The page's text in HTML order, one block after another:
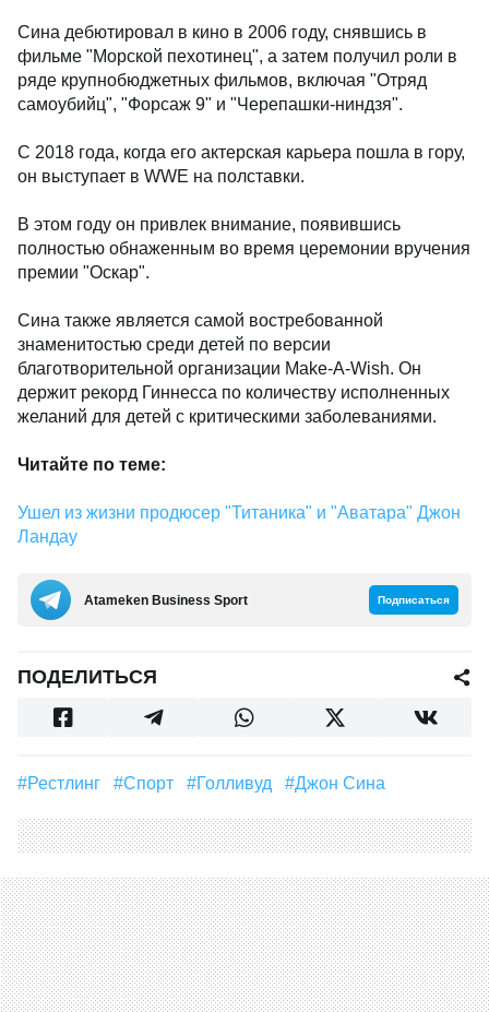
Сина дебютировал в кино в 2006 году, снявшись в
фильме "Морской пехотинец", а затем получил роли в
ряде крупнобюджетных фильмов, включая "Отряд
самоубийц", "Форсаж 9" и "Черепашки-ниндзя".
С 2018 года, когда его актерская карьера пошла в гору,
он выступает в WWE на полставки.
В этом году он привлек внимание, появившись
полностью обнаженным во время церемонии вручения
премии "Оскар".
Сина также является самой востребованной
знаменитостью среди детей по версии
благотворительной организации Make-A-Wish. Он
держит рекорд Гиннесса по количеству исполненных
желаний для детей с критическими заболеваниями.
Читайте по теме:
Ушел из жизни продюсер "Титаника" и "Аватара" Джон
Ландау
Аtameken Business Sport Подписаться
ПОДЕЛИТЬСЯ
#рестлинг #Спорт #Голливуд #Джон Сина